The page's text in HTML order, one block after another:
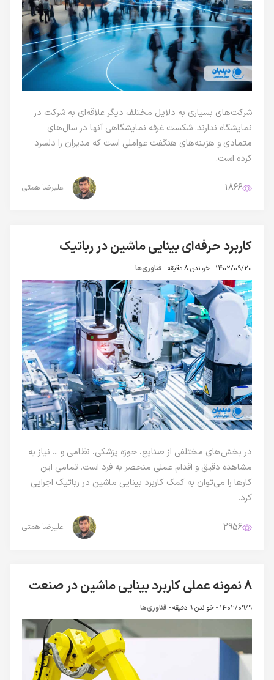
شرکت‌های بسیاری به دلایل مختلف دیگر علاقه‌ای به شرکت در
نمایشگاه ندارند. شکست غرفه نمایشگاهی آنها در سال‌های
متمادی و هزینه‌های هنگفت عواملی است که مدیران را دلسرد
کرده است.
1866 علیرضا همتی
کاربرد حرفه‌ای بینایی ماشین در رباتیک
1402/09/20 - خواندن 8 دقیقه - فناوری‌ها
در بخش‌های مختلفی از صنایع، حوزه پزشکی، نظامی و ... نیاز به
مشاهده دقیق و اقدام عملی منحصر به فرد است. تمامی این
کارها را می‌توان به کمک کاربرد بینایی ماشین در رباتیک اجرایی
کرد.
2956 علیرضا همتی
۸ نمونه عملی کاربرد بینایی ماشین در صنعت
1402/09/9 - خواندن 9 دقیقه - فناوری‌ها